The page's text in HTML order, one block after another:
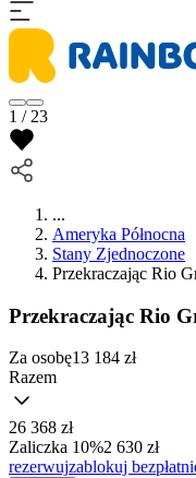
1 / 23
...
Ameryka Północna
Stany Zjednoczone
Przekraczając Rio
Przekraczając Rio
Za osobę13 184 zł
Razem
26 368 zł
Zaliczka 10%2 630 zł
rezerwujzablokuj